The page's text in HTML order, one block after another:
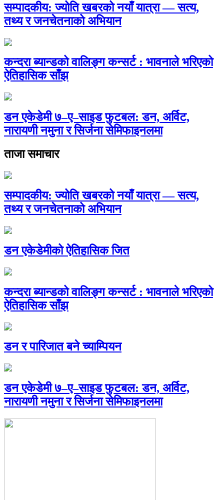
सम्पादकीय: ज्योति खबरको नयाँ यात्रा — सत्य,
तथ्य र जनचेतनाको अभियान
कन्दरा ब्यान्डको वालिङ्ग कन्सर्ट : भावनाले भरिएको
ऐतिहासिक साँझ
डन एकेडेमी ७–ए–साइड फुटबल: डन, अर्विट,
नारायणी नमुना र सिर्जना सेमिफाइनलमा
ताजा समाचार
सम्पादकीय: ज्योति खबरको नयाँ यात्रा — सत्य,
तथ्य र जनचेतनाको अभियान
डन एकेडेमीको ऐतिहासिक जित
कन्दरा ब्यान्डको वालिङ्ग कन्सर्ट : भावनाले भरिएको
ऐतिहासिक साँझ
डन र पारिजात बने च्याम्पियन
डन एकेडेमी ७–ए–साइड फुटबल: डन, अर्विट,
नारायणी नमुना र सिर्जना सेमिफाइनलमा